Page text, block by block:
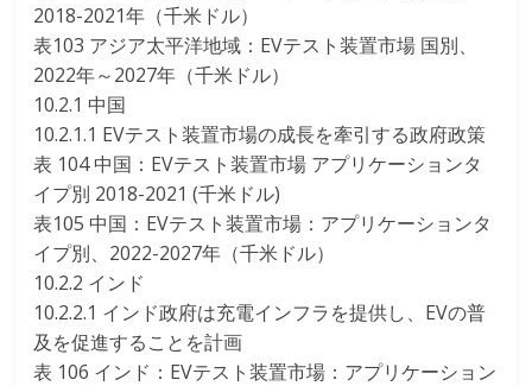
2018-2021年（千米ドル）
表103 アジア太平洋地域：EVテスト装置市場 国別、
2022年～2027年（千米ドル）
10.2.1 中国
10.2.1.1 EVテスト装置市場の成長を牽引する政府政策
表 104 中国：EVテスト装置市場 アプリケーションタ
イプ別 2018-2021 (千米ドル)
表105 中国：EVテスト装置市場：アプリケーションタ
イプ別、2022-2027年（千米ドル）
10.2.2 インド
10.2.2.1 インド政府は充電インフラを提供し、EVの普
及を促進することを計画
表 106 インド：EVテスト装置市場：アプリケーション